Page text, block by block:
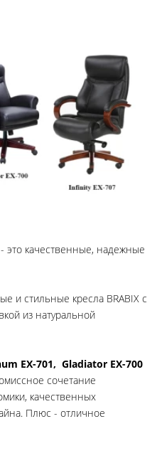
- это качественные, надежные
и стильные кресла BRABIX с
из натуральной
EX-701, Gladiator EX-700
сочетание
качественных
Плюс - отличное